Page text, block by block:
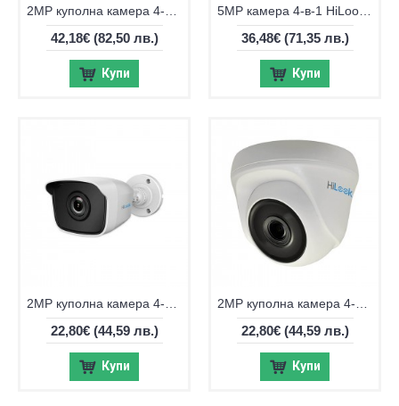
42,18€(82,50 лв.)
Купи
36,48€(71,35 лв.)
Купи
22,80€(44,59 лв.)
Купи
22,80€(44,59 лв.)
Купи